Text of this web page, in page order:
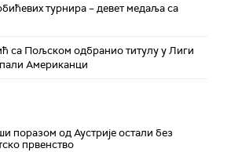
турнира – девет медаља са
са Пољском одбранио титулу у Лиги
Американци
поразом од Аустрије остали без
првенство